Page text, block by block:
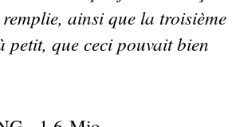
ainsi que la troisième
que ceci pouvait bien